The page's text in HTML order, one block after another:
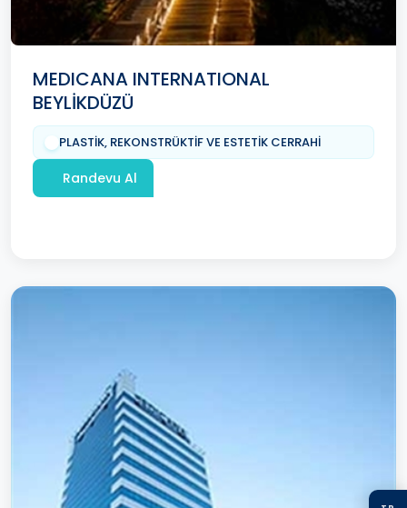
MEDICANA INTERNATIONAL
BEYLİKDÜZÜ
PLASTİK, REKONSTRÜKTİF VE ESTETİK CERRAHİ
Randevu Al